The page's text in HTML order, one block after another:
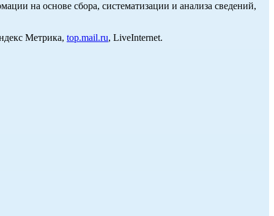
на основе сбора, систематизации и анализа сведений,
Метрика, top.mail.ru, LiveInternet.